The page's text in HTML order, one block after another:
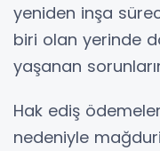
yeniden inşa
biri olan yerinde
yaşanan
Hak ediş
nedeniyle